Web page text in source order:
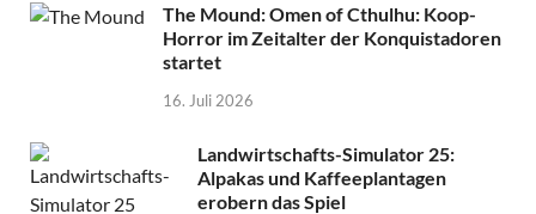
The Mound: Omen of Cthulhu: Koop-
Horror im Zeitalter der Konquistadoren
startet
16. Juli 2026
Landwirtschafts-Simulator 25:
Alpakas und Kaffeeplantagen
erobern das Spiel